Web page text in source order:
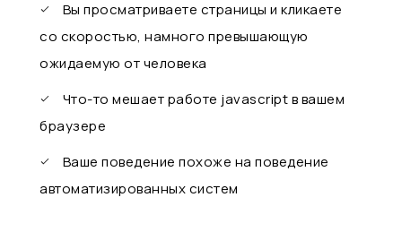
Вы просматриваете страницы и кликаете
со скоростью, намного превышающую
ожидаемую от человека
Что-то мешает работе javascript в вашем
браузере
Ваше поведение похоже на поведение
автоматизированных систем